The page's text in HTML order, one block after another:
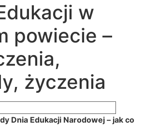
w
powiecie –
życzenia
Dnia Edukacji Narodowej – jak co